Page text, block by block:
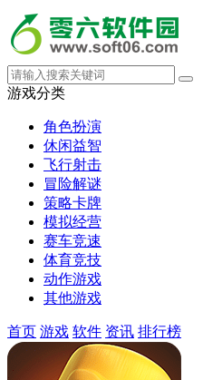
游戏分类
角色扮演
休闲益智
飞行射击
冒险解谜
策略卡牌
模拟经营
赛车竞速
体育竞技
动作游戏
其他游戏
首页 游戏 软件 资讯 排行榜